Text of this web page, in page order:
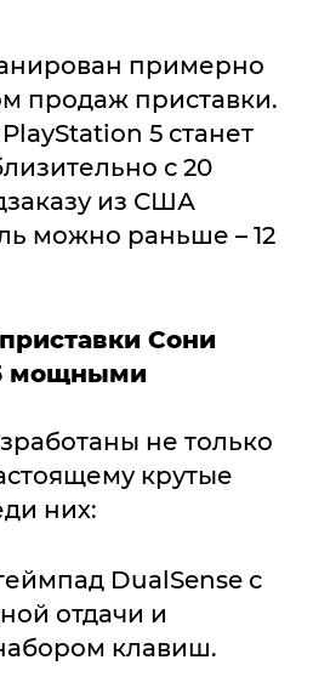
примерно
продаж приставки.
5 станет
с 20
из США
можно раньше – 12
Сони
мощными
не только
крутые
них:
DualSense с
отдачи и
клавиш.